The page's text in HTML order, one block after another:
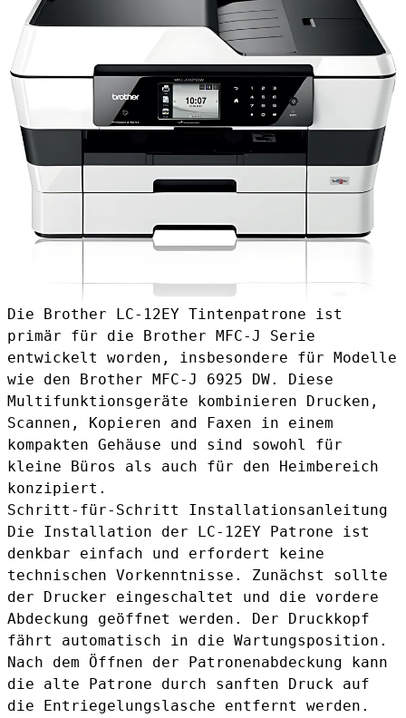
Die Brother LC-12EY Tintenpatrone ist
primär für die Brother MFC-J Serie
entwickelt worden, insbesondere für Modelle
wie den Brother MFC-J 6925 DW. Diese
Multifunktionsgeräte kombinieren Drucken,
Scannen, Kopieren and Faxen in einem
kompakten Gehäuse und sind sowohl für
kleine Büros als auch für den Heimbereich
konzipiert.
Schritt-für-Schritt Installationsanleitung
Die Installation der LC-12EY Patrone ist
denkbar einfach und erfordert keine
technischen Vorkenntnisse. Zunächst sollte
der Drucker eingeschaltet und die vordere
Abdeckung geöffnet werden. Der Druckkopf
fährt automatisch in die Wartungsposition.
Nach dem Öffnen der Patronenabdeckung kann
die alte Patrone durch sanften Druck auf
die Entriegelungslasche entfernt werden.